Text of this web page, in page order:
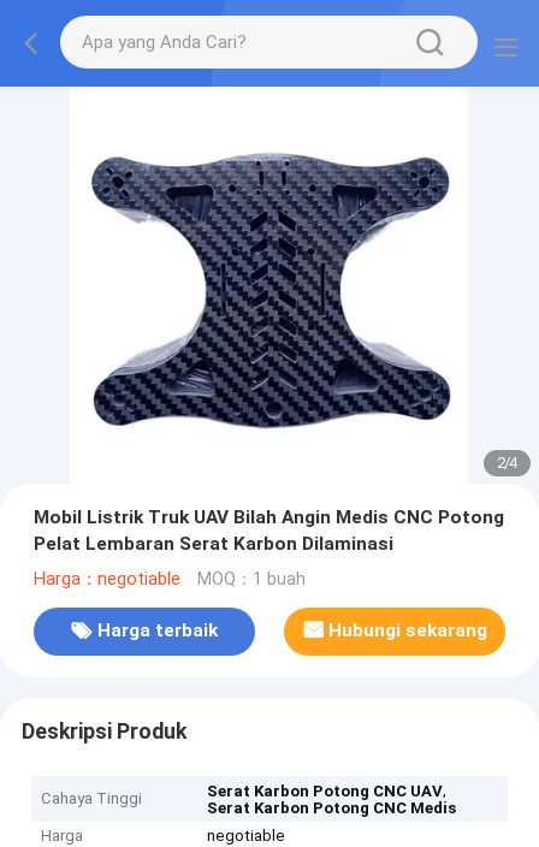
2/4
Mobil Listrik Truk UAV Bilah Angin Medis CNC Potong
Pelat Lembaran Serat Karbon Dilaminasi
Harga：negotiable MOQ：1 buah
Harga terbaik Hubungi sekarang
Deskripsi Produk
Cahaya Tinggi Serat Karbon Potong CNC UAV,
Serat Karbon Potong CNC Medis
Harga
negotiable